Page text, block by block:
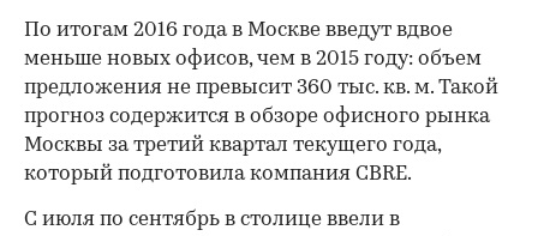
По итогам 2016 года в Москве введут вдвое
меньше новых офисов, чем в 2015 году: объем
предложения не превысит 360 тыс. кв. м. Такой
прогноз содержится в обзоре офисного рынка
Москвы за третий квартал текущего года,
который подготовила компания CBRE.
С июля по сентябрь в столице ввели в